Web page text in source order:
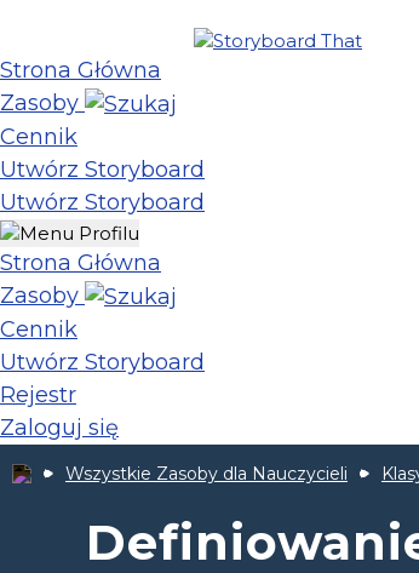
Strona Główna
Zasoby
Cennik
Utwórz Storyboard
Utwórz Storyboard
Strona Główna
Zasoby
Cennik
Utwórz Storyboard
Rejestr
Zaloguj się
Wszystkie Zasoby dla Nauczycieli